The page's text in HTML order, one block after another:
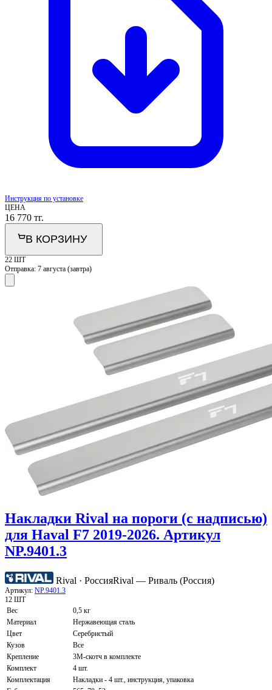
Инструкция по установке
ЦЕНА
16 770 тг.
В КОРЗИНУ
22 ШТ
Отправка: 7 августа (завтра)
Накладки Rival на пороги (с надписью)
для Haval F7 2019-2026. Артикул
NP.9401.3
Rival · РоссияRival — Риваль (Россия)
Артикул: NP.9401.3
12 ШТ
Вес
0,5 кг
Материал
Нержавеющая сталь
Цвет
Серебристый
Кузов
Все
Крепление
3М-скотч в комплекте
Комплект
4 шт.
Комплектация
Накладки - 4 шт., инструкция, упаковка